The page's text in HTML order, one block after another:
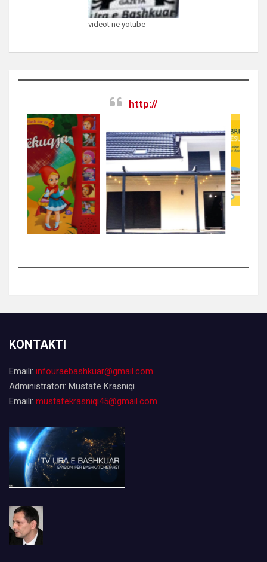
videot në yotube
http://
KONTAKTI
Emaili: infouraebashkuar@gmail.com
Administratori: Mustafë Krasniqi
Emaili: mustafekrasniqi45@gmail.com